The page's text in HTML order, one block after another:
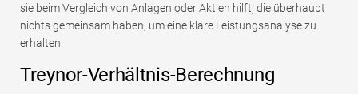
sie beim Vergleich von Anlagen oder Aktien hilft, die überhaupt
nichts gemeinsam haben, um eine klare Leistungsanalyse zu
erhalten.
Treynor-Verhältnis-Berechnung